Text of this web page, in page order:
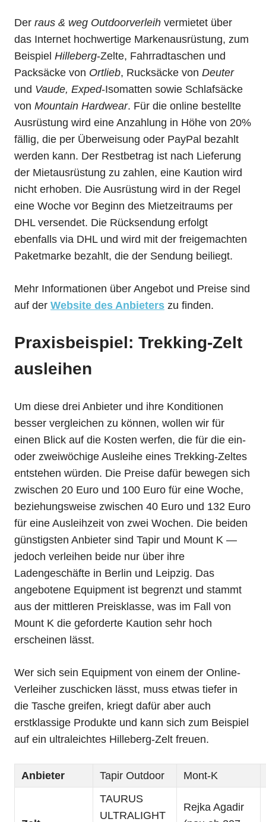
Der raus & weg Outdoorverleih vermietet über
das Internet hochwertige Markenausrüstung, zum
Beispiel Hilleberg-Zelte, Fahrradtaschen und
Packsäcke von Ortlieb, Rucksäcke von Deuter
und Vaude, Exped-Isomatten sowie Schlafsäcke
von Mountain Hardwear. Für die online bestellte
Ausrüstung wird eine Anzahlung in Höhe von 20%
fällig, die per Überweisung oder PayPal bezahlt
werden kann. Der Restbetrag ist nach Lieferung
der Mietausrüstung zu zahlen, eine Kaution wird
nicht erhoben. Die Ausrüstung wird in der Regel
eine Woche vor Beginn des Mietzeitraums per
DHL versendet. Die Rücksendung erfolgt
ebenfalls via DHL und wird mit der freigemachten
Paketmarke bezahlt, die der Sendung beiliegt.
Mehr Informationen über Angebot und Preise sind
auf der Website des Anbieters zu finden.
Praxisbeispiel: Trekking-Zelt
ausleihen
Um diese drei Anbieter und ihre Konditionen
besser vergleichen zu können, wollen wir für
einen Blick auf die Kosten werfen, die für die ein-
oder zweiwöchige Ausleihe eines Trekking-Zeltes
entstehen würden. Die Preise dafür bewegen sich
zwischen 20 Euro und 100 Euro für eine Woche,
beziehungsweise zwischen 40 Euro und 132 Euro
für eine Ausleihzeit von zwei Wochen. Die beiden
günstigsten Anbieter sind Tapir und Mount K —
jedoch verleihen beide nur über ihre
Ladengeschäfte in Berlin und Leipzig. Das
angebotene Equipment ist begrenzt und stammt
aus der mittleren Preisklasse, was im Fall von
Mount K die geforderte Kaution sehr hoch
erscheinen lässt.
Wer sich sein Equipment von einem der Online-
Verleiher zuschicken lässt, muss etwas tiefer in
die Tasche greifen, kriegt dafür aber auch
erstklassige Produkte und kann sich zum Beispiel
auf ein ultraleichtes Hilleberg-Zelt freuen.
Anbieter Tapir Outdoor Mont-K
TAURUS
ULTRALIGHT
Rejka Agadir